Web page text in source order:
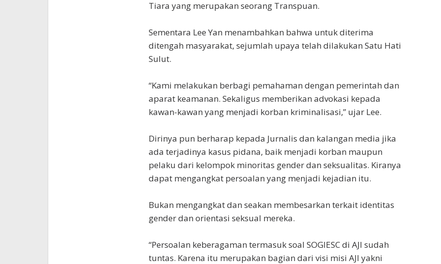
Tiara yang merupakan seorang Transpuan.
Sementara Lee Yan menambahkan bahwa untuk diterima
ditengah masyarakat, sejumlah upaya telah dilakukan Satu Hati
Sulut.
“Kami melakukan berbagi pemahaman dengan pemerintah dan
aparat keamanan. Sekaligus memberikan advokasi kepada
kawan-kawan yang menjadi korban kriminalisasi,” ujar Lee.
Dirinya pun berharap kepada Jurnalis dan kalangan media jika
ada terjadinya kasus pidana, baik menjadi korban maupun
pelaku dari kelompok minoritas gender dan seksualitas. Kiranya
dapat mengangkat persoalan yang menjadi kejadian itu.
Bukan mengangkat dan seakan membesarkan terkait identitas
gender dan orientasi seksual mereka.
“Persoalan keberagaman termasuk soal SOGIESC di AJI sudah
tuntas. Karena itu merupakan bagian dari visi misi AJI yakni